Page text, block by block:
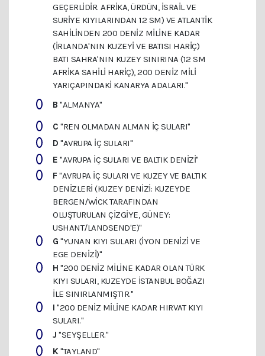
GEÇERLIDIR. AFRIKA, ÜRDÜN, İSRAIL VE
SURIYE KIYILARINDAN 12 SM) VE ATLANTIK
SAHILINDEN 200 DENIZ MILINE KADAR
(İRLANDA'NIN KUZEYI VE BATISI HARIÇ)
BATI SAHRA'NIN KUZEY SINIRINA (12 SM
AFRIKA SAHILI HARIÇ), 200 DENIZ MILI
YARIÇAPINDAKI KANARYA ADALARI."
B "ALMANYA"
C "REN OLMADAN ALMAN IÇ SULARI"
D "AVRUPA IÇ SULARI"
E "AVRUPA IÇ SULARI VE BALTIK DENIZI"
F "AVRUPA IÇ SULARI VE KUZEY VE BALTIK
DENIZLERI (KUZEY DENIZI: KUZEYDE
BERGEN/WICK TARAFINDAN
OLUŞTURULAN ÇIZGIYE, GÜNEY:
USHANT/LANDSEND'E)"
G "YUNAN KIYI SULARI (İYON DENIZI VE
EGE DENIZI)"
H "200 DENIZ MILINE KADAR OLAN TÜRK
KIYI SULARI, KUZEYDE İSTANBUL BOĞAZI
ILE SINIRLANMIŞTIR."
I "200 DENIZ MILINE KADAR HIRVAT KIYI
SULARI."
J "SEYŞELLER."
K"TAYLAND"